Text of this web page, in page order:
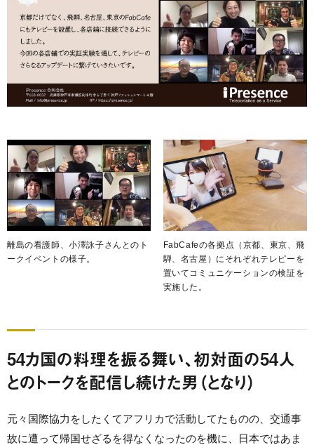
離島の看護師、小澤詠子さんとのト
ークイベントの様子。
FabCafeの各拠点（京都、東京、飛
騨、名古屋）にそれぞれテレピーを
置いてコミュニケーションの検証を
実施した。
54カ国の料理を振る舞い、初対面の54人
とのトークを配信し続けた男（となり）
元々国際協力をしたくてアフリカで活動してたものの、交通事
故に遭って帰国せざるを得なくなったのを機に、日本ではあま